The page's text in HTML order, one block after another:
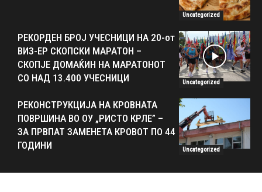
Uncategorized
Uncategorized
РЕКОРДЕН БРОЈ УЧЕСНИЦИ НА 20-от
ВИЗ-ЕР СКОПСКИ МАРАТОН –
СКОПЈЕ ДОМАЌИН НА МАРАТОНОТ
СО НАД 13.400 УЧЕСНИЦИ
Uncategorized
РЕКОНСТРУКЦИЈА НА КРОВНАТА
ПОВРШИНА ВО ОУ „РИСТО КРЛЕ” –
ЗА ПРВПАТ ЗАМЕНЕТА КРОВОТ ПО 44
ГОДИНИ